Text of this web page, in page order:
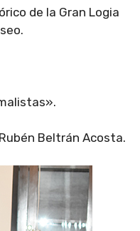
de la Gran Logia
Beltrán Acosta.